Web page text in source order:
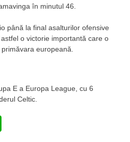
în minutul 46.
până la final asalturilor ofensive
o victorie importantă care o
europeană.
E a Europa League, cu 6
Celtic.